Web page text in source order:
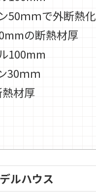
ｍで外断熱化
の断熱材厚
100mm
30ｍｍ
材厚
ルハウス